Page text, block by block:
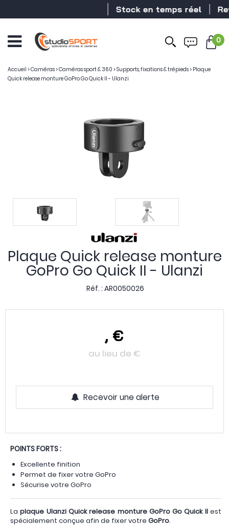
Stock en temps réel
0
Accueil >Caméras>Caméras sport & 360 >Supports, fixations & trépieds> Plaque
Quick release monture GoPro Go Quick II - Ulanzi
Plaque Quick release monture
GoPro Go Quick II - Ulanzi
Réf. : AR0050026
, €
au lieu de €
Recevoir une alerte
POINTS FORTS :
Excellente finition
Permet de fixer votre GoPro
Sécurise votre GoPro
Laplaque Ulanzi Quick release monture GoPro Go Quick IIest
spécialement conçue afin de fixer votre GoPro.